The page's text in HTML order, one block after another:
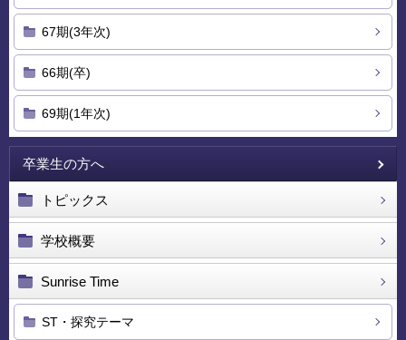
67期(3年次)
66期(卒)
69期(1年次)
卒業生の方へ
トピックス
学校概要
Sunrise Time
ST・探究テーマ